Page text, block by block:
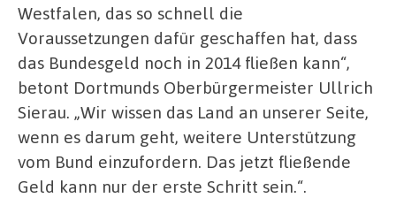
Westfalen, das so schnell die
Voraussetzungen dafür geschaffen hat, dass
das Bundesgeld noch in 2014 fließen kann“,
betont Dortmunds Oberbürgermeister Ullrich
Sierau. „Wir wissen das Land an unserer Seite,
wenn es darum geht, weitere Unterstützung
vom Bund einzufordern. Das jetzt fließende
Geld kann nur der erste Schritt sein.“.